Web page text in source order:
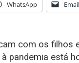
WhatsApp Email
com os filhos
pandemia está